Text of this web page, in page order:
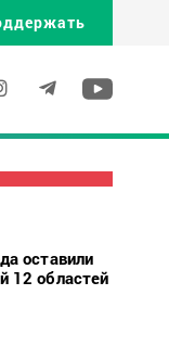
оставили
12 областей